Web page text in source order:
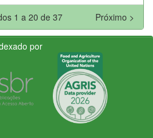
1 a 20 de 37 Próximo >
por